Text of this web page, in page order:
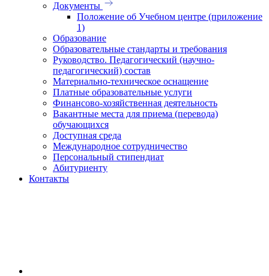
Документы
Положение об Учебном центре (приложение
1)
Образование
Образовательные стандарты и требования
Руководство. Педагогический (научно-
педагогический) состав
Материально-техническое оснащение
Платные образовательные услуги
Финансово-хозяйственная деятельность
Вакантные места для приема (перевода)
обучающихся
Доступная среда
Международное сотрудничество
Персональный стипендиат
Абитуриенту
Контакты